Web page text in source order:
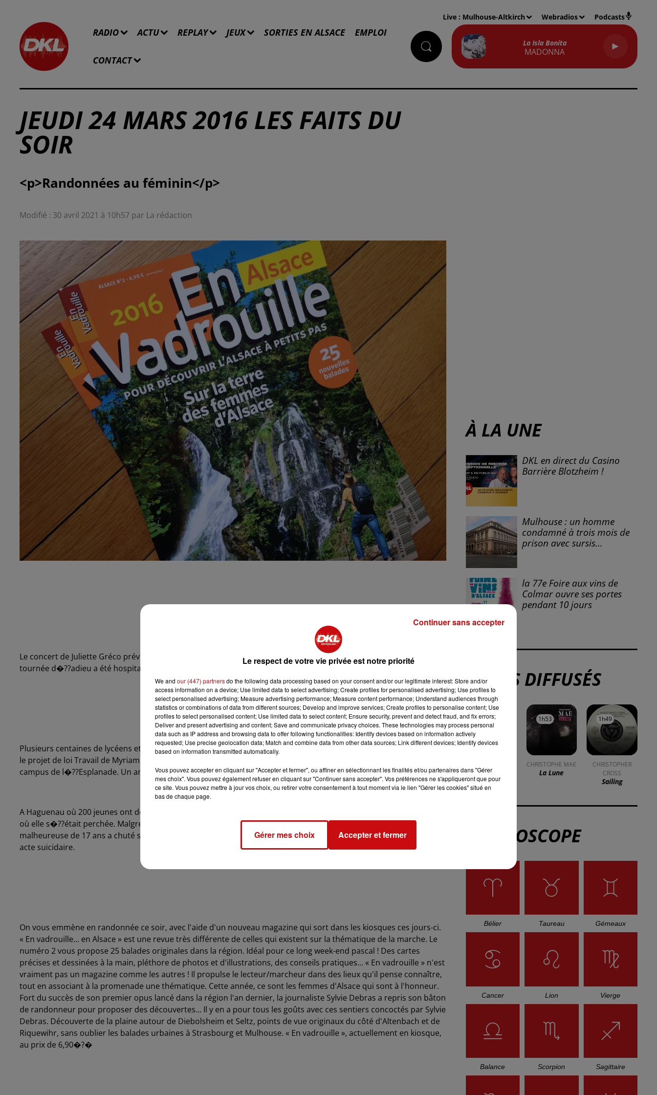
RADIO ACTU REPLAY JEUX SORTIES EN ALSACE EMPLOI
CONTACT
Live : Mulhouse-Altkirch Webradios Podcasts
La Isla Bonita
MADONNA
JEUDI 24 MARS 2016 LES FAITS DU
SOIR
Modifié : 30 avril 2021 à 10h57 par La rédaction
Le concert de Juliette Gréco prévu demain soir à l�??EDEN de Sausheim est annulé. La chanteuse qui donne une
tournée d�??adieu a été hospitalisée à la suite d�??un malaise. Elle a 89 ans.
Plusieurs centaines de lycéens et étudiants sont descendus dans la rue dans l�??académie de Strasbourg, contre
le projet de loi Travail de Myriam El Khomri. Ils étaient plus de 700 à Strasbourg à marcher de la place Kléber et le
campus de l�??Esplanade. Un amphi est occupé depuis hier soir.
A Haguenau où 200 jeunes ont défilé, une lycéenne s�??est laissé tomber du toit de son établissement, Siegfried,
où elle s�??était perchée. Malgré l�??intervention des secours qui ont vainement tenté de la raisonner, la
malheureuse de 17 ans a chuté sur le trottoir, se blessant grièvement. La jeune fille n�??en était pas à son premier
acte suicidaire.
On vous emmène en randonnée ce soir, avec l'aide d'un nouveau magazine qui sort dans les kiosques ces jours-ci.
« En vadrouille... en Alsace » est une revue très différente de celles qui existent sur la thématique de la marche. Le
numéro 2 vous propose 25 balades originales dans la région. Idéal pour ce long week-end pascal ! Des cartes
précises et dessinées à la main, pléthore de photos et d'illustrations, des conseils pratiques... « En vadrouille » n'est
vraiment pas un magazine comme les autres ! Il propulse le lecteur/marcheur dans des lieux qu'il pense connaître,
tout en associant à la promenade une thématique. Cette année, ce sont les femmes d'Alsace qui sont à l'honneur.
Fort du succès de son premier opus lancé dans la région l'an dernier, la journaliste Sylvie Debras a repris son bâton
de randonneur pour proposer des découvertes... Il y en a pour tous les goûts avec ces sentiers concoctés par Sylvie
Debras. Découverte de la plaine autour de Diebolsheim et Seltz, points de vue originaux du côté d'Altenbach et de
Riquewihr, sans oublier les balades urbaines à Strasbourg et Mulhouse. « En vadrouille », actuellement en kiosque,
au prix de 6,90�?�
À LA UNE
DKL en direct du Casino
Barrière Blotzheim !
Mulhouse : un homme
condamné à trois mois de
prison avec sursis...
la 77e Foire aux vins de
Colmar ouvre ses portes
pendant 10 jours
TITRES DIFFUSÉS
1h57
1h57
La Isla Bonita
1h53
1h53
CHRISTOPHE MAE
La Lune
1h49
1h49
CHRISTOPHER
CROSS
Sailing
L'HOROSCOPE
Bélier Taureau Gémeaux
Cancer Lion Vierge
Balance Scorpion Sagittaire
Le respect de votre vie privée est notre priorité
We and our (447) partnersdo the following data processing based on your consent and/or our legitimate interest: Store and/or
access information on a device; Use limited data to select advertising; Create profiles for personalised advertising; Use profiles to
select personalised advertising; Measure advertising performance; Measure content performance; Understand audiences through
statistics or combinations of data from different sources; Develop and improve services; Create profiles to personalise content; Use
profiles to select personalised content; Use limited data to select content; Ensure security, prevent and detect fraud, and fix errors;
Deliver and present advertising and content; Save and communicate privacy choices. These technologies may process personal
data such as IP address and browsing data to offer following functionalities: Identify devices based on information actively
requested; Use precise geolocation data; Match and combine data from other data sources; Link different devices; Identify devices
based on information transmitted automatically.
Vous pouvez accepter en cliquant sur "Accepter et fermer", ou affiner en sélectionnant les finalités et/ou partenaires dans "Gérer
mes choix". Vous pouvez également refuser en cliquant sur "Continuer sans accepter". Vos préférences ne s'appliqueront que pour
ce site. Vous pouvez mettre à jour vos choix, ou retirer votre consentement à tout moment via le lien "Gérer les cookies" situé en
bas de chaque page.
Gérer mes choix Accepter et fermer
Continuer sans accepter